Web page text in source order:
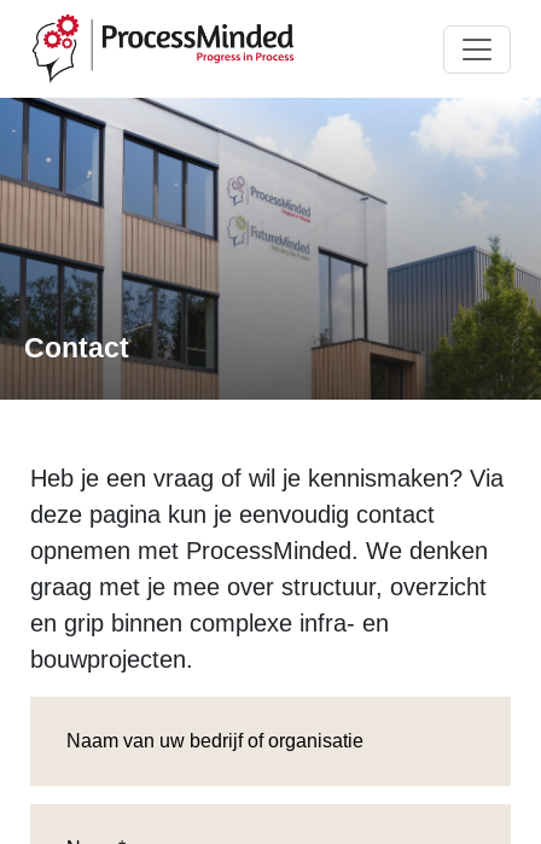
Contact
Heb je een vraag of wil je kennismaken? Via
deze pagina kun je eenvoudig contact
opnemen met ProcessMinded. We denken
graag met je mee over structuur, overzicht
en grip binnen complexe infra‑ en
bouwprojecten.